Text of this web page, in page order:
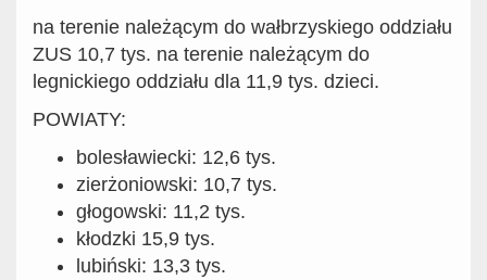
na terenie należącym do wałbrzyskiego oddziału
ZUS 10,7 tys. na terenie należącym do
legnickiego oddziału dla 11,9 tys. dzieci.
POWIATY:
bolesławiecki: 12,6 tys.
zierżoniowski: 10,7 tys.
głogowski: 11,2 tys.
kłodzki 15,9 tys.
lubiński: 13,3 tys.